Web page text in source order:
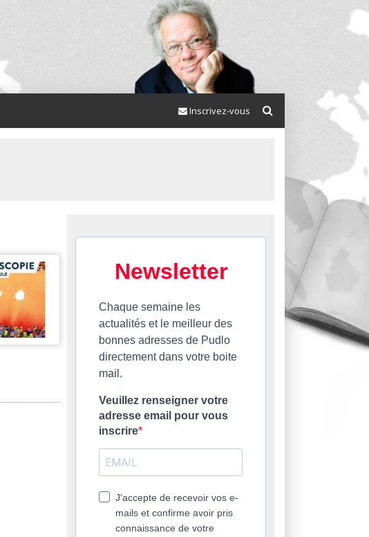
Inscrivez-vous
Newsletter
Chaque semaine les
actualités et le meilleur des
bonnes adresses de Pudlo
directement dans votre boite
mail.
Veuillez renseigner votre
adresse email pour vous
inscrire
J'accepte de recevoir vos e-
mails et confirme avoir pris
connaissance de votre